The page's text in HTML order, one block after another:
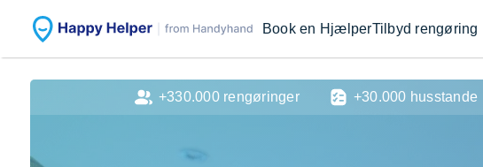
Book en HjælperTilbyd rengøring
+330.000 rengøringer +30.000 husstande